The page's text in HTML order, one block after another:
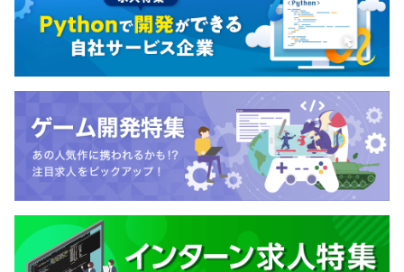
なし
社内検定等の制度の有無及びその内容
なし
前年度の月平均所定外労働時間の実績
前年度の有給休暇の平均取得日数
10.0日
前事業年度の育児休業取得者数／出産者数